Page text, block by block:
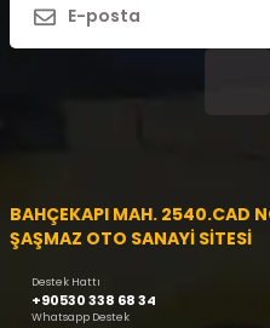
BAHÇEKAPI MAH. 2540.CAD
ŞAŞMAZ OTO SANAYİ SİTESİ
Destek Hattı
+90530 338 68 34
Whatsapp Destek